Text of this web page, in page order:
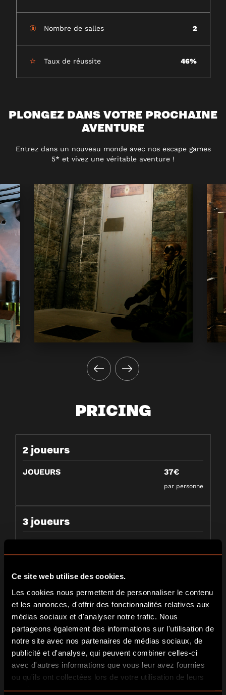
Ce site web utilise des cookies.
Les cookies nous permettent de personnaliser le contenu
et les annonces, d'offrir des fonctionnalités relatives aux
médias sociaux et d'analyser notre trafic. Nous
partageons également des informations sur l'utilisation de
notre site avec nos partenaires de médias sociaux, de
publicité et d'analyse, qui peuvent combiner celles-ci
avec d'autres informations que vous leur avez fournies
ou qu'ils ont collectées lors de votre utilisation de leurs
services.
Nombre de salles 2
Taux de réussite 46%
PLONGEZ DANS VOTRE PROCHAINE
AVENTURE
Entrez dans un nouveau monde avec nos escape games
5* et vivez une véritable aventure !
PRICING
2 joueurs
JOUEURS 37€
par personne
3 joueurs
par personne
4 joueurs
JOUEURS 26.5€
par personne
5 joueurs